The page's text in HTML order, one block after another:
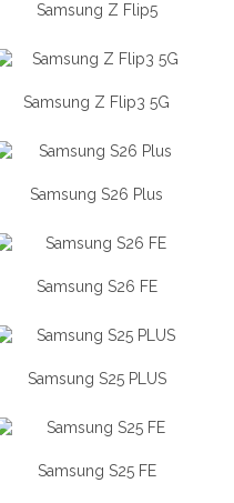
Samsung Z Flip5
Samsung Z Flip3 5G
Samsung S26 Plus
Samsung S26 FE
Samsung S25 PLUS
Samsung S25 FE